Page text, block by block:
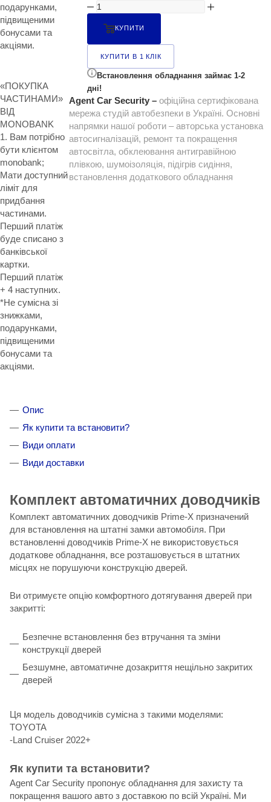
подарунками,
підвищеними
бонусами та
акціями.
«ПОКУПКА
ЧАСТИНАМИ»
ВІД
MONOBANK
1. Вам потрібно
бути клієнтом
monobank;
Мати доступний
ліміт для
придбання
частинами.
Перший платіж
буде списано з
банківської
картки.
Перший платіж
+ 4 наступних.
*Не сумісна зі
знижками,
подарунками,
підвищеними
бонусами та
акціями.
КУПИТИ
КУПИТИ В 1 КЛІК
Встановлення обладнання займає 1-2
дні!
Agent Car Security – офіційна сертифікована
мережа студій автобезпеки в Україні. Основні
напрямки нашої роботи – авторська установка
автосигналізацій, ремонт та покращення
автосвітла, обклеювання антигравійною
плівкою, шумоізоляція, підігрів сидіння,
встановлення додаткового обладнання
Опис
Як купити та встановити?
Види оплати
Види доставки
Комплект автоматичних доводчиків
Комплект автоматичних доводчиків Prime-X призначений
для встановлення на штатні замки автомобіля. При
встановленні доводчиків Prime-X не використовується
додаткове обладнання, все розташовується в штатних
місцях не порушуючи конструкцію дверей.
Ви отримуєте опцію комфортного дотягування дверей при
закритті:
Безпечне встановлення без втручання та зміни
конструкції дверей
Безшумне, автоматичне дозакриття нещільно закритих
дверей
Ця модель доводчиків сумісна з такими моделями:
TOYOTA
-Land Cruiser 2022+
Як купити та встановити?
Agent Car Security пропонує обладнання для захисту та
покращення вашого авто з доставкою по всій Україні. Ми